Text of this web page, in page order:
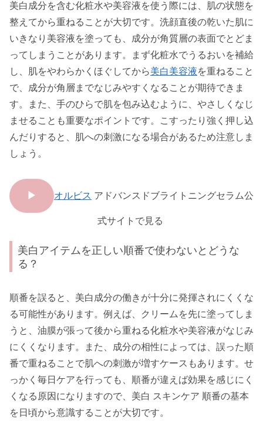
美白成分を含む化粧水や美容液を使う際には、肌の状態を
整えてから重ねることが大切です。洗顔直後の乾いた肌に
いきなり美容液を塗っても、成分が角質層の表面でとどま
ってしまうことがあります。まず化粧水でうるおいを補給
し、肌をやわらかくほぐしてから美白美容液を重ねること
で、成分が角層までなじみやすくなることが期待できま
す。また、手のひらで肌を包み込むように、やさしくなじ
ませることも重要なポイントです。こすったり強く押し込
んだりすると、肌への刺激になる場合があるため注意しま
しょう。
▶ オルビス アドバンスドブライトニングセラム公
式サイトで見る
美白アイテムを正しい順番で使わないとどうな
る？
順番を誤ると、美白成分の働きが十分に発揮されにくくな
る可能性があります。例えば、クリームを先に塗ってしま
うと、油膜が張って後から重ねる化粧水や美容液がなじみ
にくくなります。また、成分の相性によっては、誤った順
番で重ねることで肌への刺激が増すケースもあります。せ
っかく毎日ケアを行っても、順番が違えば効果を感じにく
くなる原因になりますので、美白 スキンケア 順番の基本
を日頃から意識することが大切です。